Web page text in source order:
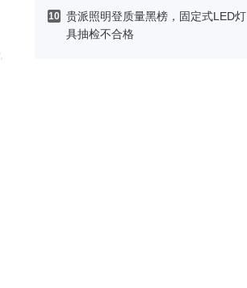
10 贵派照明登质量黑榜，固定式LED灯
具抽检不合格